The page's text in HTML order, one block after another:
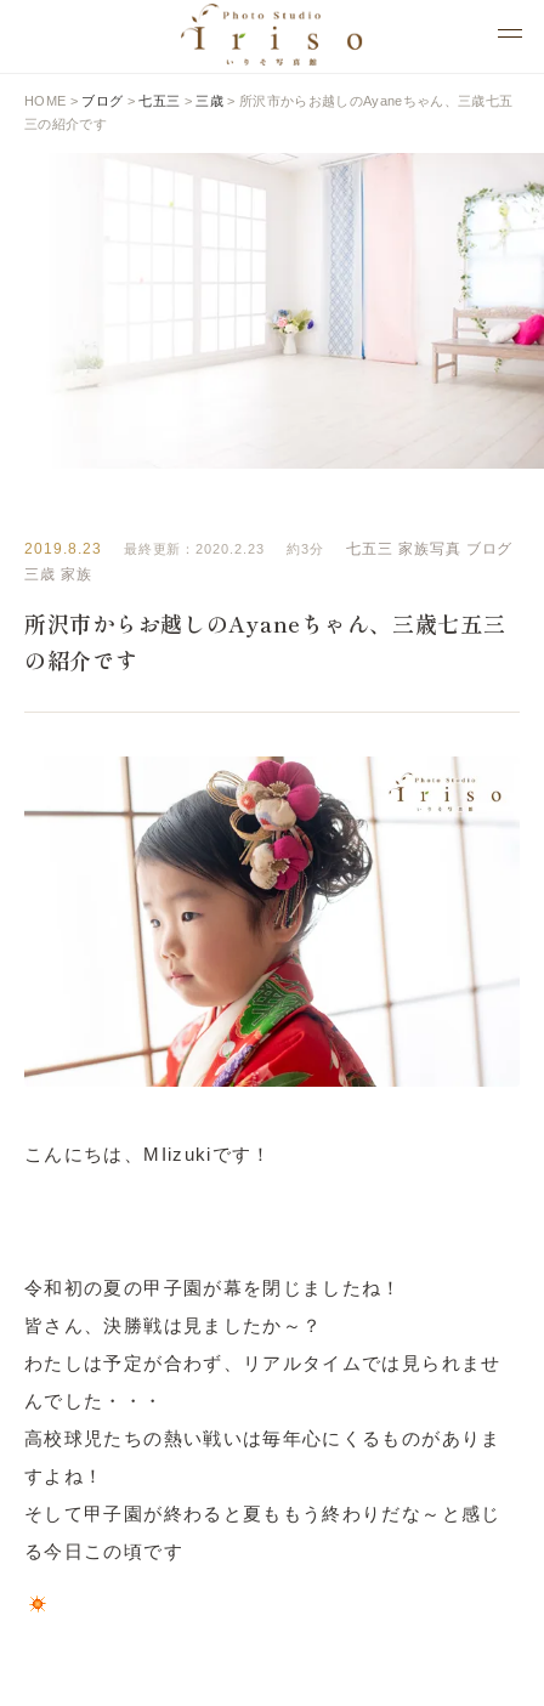
HOME > ブログ >七五三 > 三歳 > 所沢市からお越しのAyaneちゃん、三歳七五
三の紹介です
2019.8.23 最終更新：2020.2.23 約3分 七五三 家族写真 ブログ
三歳 家族
所沢市からお越しのAyaneちゃん、三歳七五三
の紹介です
こんにちは、MIizukiです！
令和初の夏の甲子園が幕を閉じましたね！
皆さん、決勝戦は見ましたか～？
わたしは予定が合わず、リアルタイムでは見られませ
んでした・・・
高校球児たちの熱い戦いは毎年心にくるものがありま
すよね！
そして甲子園が終わると夏ももう終わりだな～と感じ
る今日この頃です